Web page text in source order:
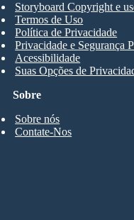
Sobre
Sobre nós
Contate-Nos
Storyboard Copyright e
Termos de Uso
Política de Privacidade
Privacidade e Segurança
Acessibilidade
Suas Opções de